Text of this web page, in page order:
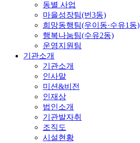
동별 사업
마을성장팀(번3동)
희망동행팀(우이동·수유1동)
행복나눔팀(수유2동)
운영지원팀
기관소개
기관소개
인사말
미션&비전
인재상
법인소개
기관발자취
조직도
시설현황